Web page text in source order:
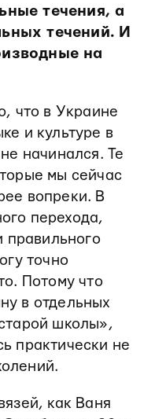
течения, а
течений. И
на
что в Украине
и культуре в
начинался. Те
мы сейчас
вопреки. В
перехода,
правильного
точно
Потому что
в отдельных
школы»,
практически не
как Ваня